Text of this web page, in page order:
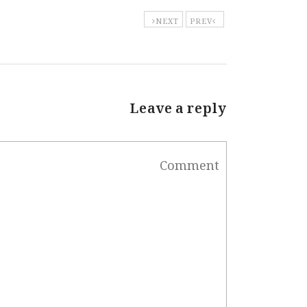
PREV
NEXT
Leave a reply